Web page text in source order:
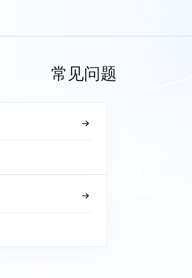
常见问题